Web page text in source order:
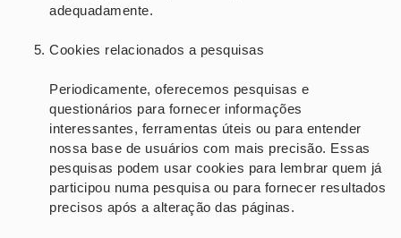
adequadamente.
Cookies relacionados a pesquisas
Periodicamente, oferecemos pesquisas e
questionários para fornecer informações
interessantes, ferramentas úteis ou para entender
nossa base de usuários com mais precisão. Essas
pesquisas podem usar cookies para lembrar quem já
participou numa pesquisa ou para fornecer resultados
precisos após a alteração das páginas.